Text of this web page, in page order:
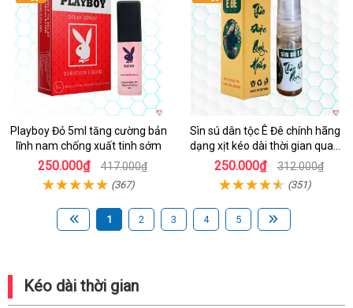
Playboy Đỏ 5ml tăng cường bản
lĩnh nam chống xuất tinh sớm
250.000₫ 417.000₫
(367)
Sìn sú dân tộc Ê Đê chính hãng
dạng xịt kéo dài thời gian quan
hệ chai nhỏ 5ml
250.000₫ 312.000₫
(351)
1 2 3 4 5
Kéo dài thời gian